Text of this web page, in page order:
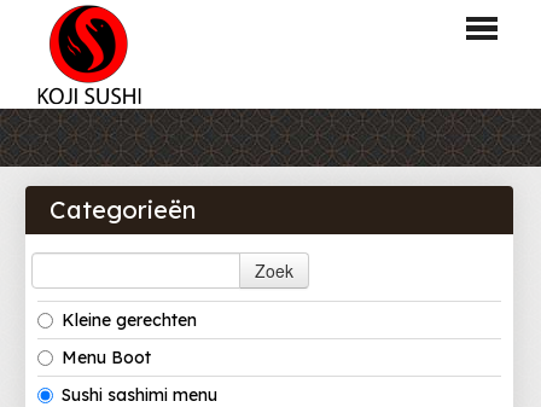
HOME
BESTELLEN
MENU
LOGIN
CONTACT
Categorieën
Zoek
Kleine gerechten
Menu Boot
Sushi sashimi menu